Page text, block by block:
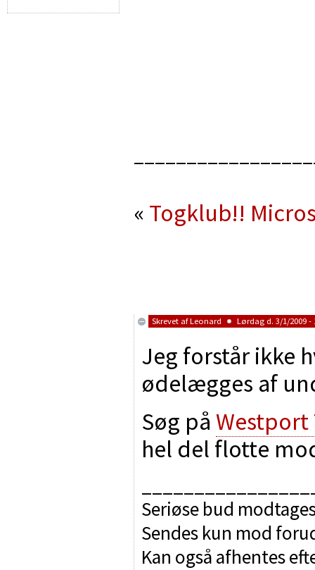
« Togklub!!
Skrevet afLeonard Lørdag d. 3/1/2009 -
Jeg forstår ikke
ødelægges af
Søg på
hel del flotte
Seriøse bud
Sendes kun mod
Kan også afhentes